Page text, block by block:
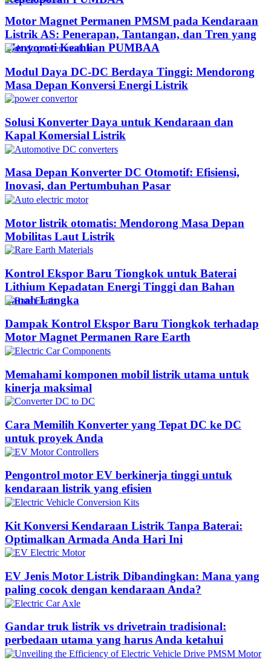
Motor Magnet Permanen PMSM pada Kendaraan
Listrik AS: Penerapan, Tantangan, dan Tren yang
Menyoroti Keahlian PUMBAA​
Modul Daya DC-DC Berdaya Tinggi: Mendorong
Masa Depan Konversi Energi Listrik
Solusi Konverter Daya untuk Kendaraan dan
Kapal Komersial Listrik
Masa Depan Konverter DC Otomotif: Efisiensi,
Inovasi, dan Pertumbuhan Pasar
Motor listrik otomatis: Mendorong Masa Depan
Mobilitas Laut Listrik
Kontrol Ekspor Baru Tiongkok untuk Baterai
Lithium Kepadatan Energi Tinggi dan Bahan
Tanah Langka
Dampak Kontrol Ekspor Baru Tiongkok terhadap
Motor Magnet Permanen Rare Earth
Memahami komponen mobil listrik utama untuk
kinerja maksimal
Cara Memilih Konverter yang Tepat DC ke DC
untuk proyek Anda
Pengontrol motor EV berkinerja tinggi untuk
kendaraan listrik yang efisien
Kit Konversi Kendaraan Listrik Tanpa Baterai:
Optimalkan Armada Anda Hari Ini
EV Jenis Motor Listrik Dibandingkan: Mana yang
paling cocok dengan kendaraan Anda?
Gandar truk listrik vs drivetrain tradisional:
perbedaan utama yang harus Anda ketahui